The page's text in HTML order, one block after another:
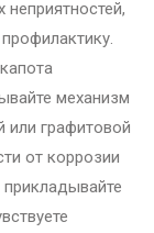
механизм
или графитовой
от коррозии